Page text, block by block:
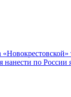
нанести по России